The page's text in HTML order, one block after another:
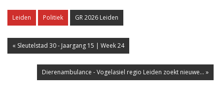
Leiden Politiek GR 2026 Leiden
« Sleutelstad 30 - Jaargang 15 | Week 24
Dierenambulance - Vogelasiel regio Leiden zoekt nieuwe... »